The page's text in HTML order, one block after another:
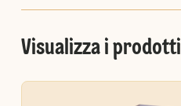
Visualizza i prodotti